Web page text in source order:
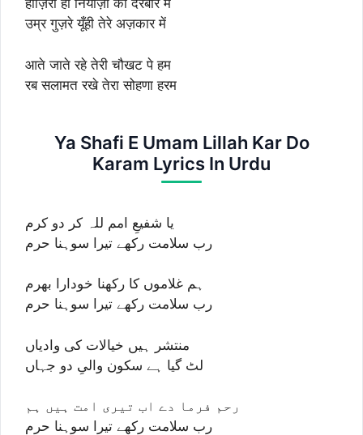
हाज़िरी हो नियाज़ी की दरबार में
उम्र गुज़रे यूँही तेरे अज़कार में
आते जाते रहे तेरी चौखट पे हम
रब सलामत रखे तेरा सोहणा हरम
Ya Shafi E Umam Lillah Kar Do
Karam Lyrics In Urdu
یا شفیعِ امم للہ کر دو کرم
رب سلامت رکھے تیرا سوہنا حرم
ہم غلاموں کا رکھنا خودارا بھرم
رب سلامت رکھے تیرا سوہنا حرم
منتشر ہیں خیالات کی وادیاں
لٹ گیا ہے سکون والیِ دو جہاں
رحم فرما دے اب تیری امت ہیں ہم
رب سلامت رکھے تیرا سوہنا حرم